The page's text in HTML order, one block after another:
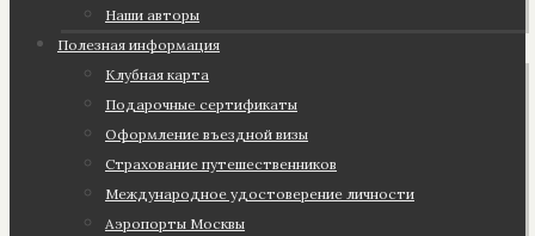
Наши авторы
Полезная информация
Клубная карта
Подарочные сертификаты
Оформление въездной визы
Страхование путешественников
Международное удостоверение личности
Аэропорты Москвы